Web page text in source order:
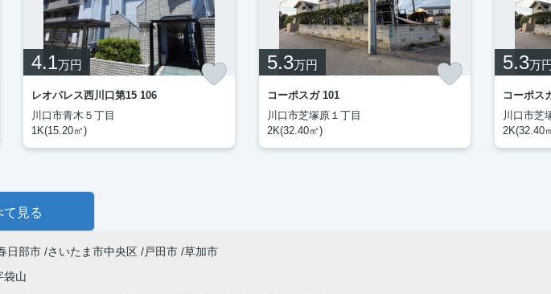
4.1万円
レオパレス西川口第15 106
川口市青木５丁目
1K(15.20㎡)
5.3万円
コーポスガ 101
川口市芝塚原１丁目
2K(32.40㎡)
5.3万
コーポス
川口市芝
2K(32.40
て見る
日部市 さいたま市中央区 戸田市 草加市
袋山